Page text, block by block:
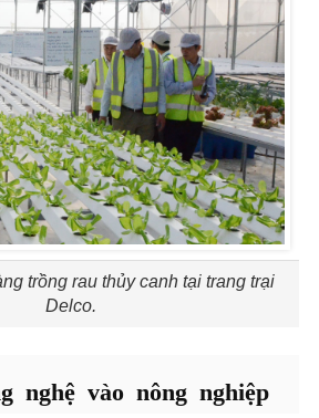
trồng rau thủy canh tại trang trại
Delco.
nghệ vào nông nghiệp